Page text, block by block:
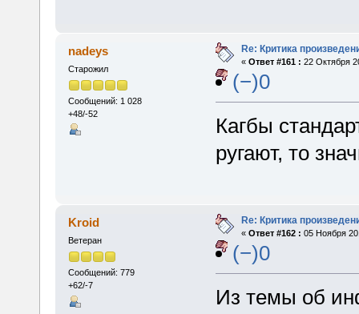
nadeys
Старожил
Сообщений: 1 028
+48/-52
Re: Критика
« Ответ #161 : 22 Октября
(−)0
Кагбы
ругают, то
Kroid
Ветеран
Сообщений: 779
+62/-7
Re: Критика
« Ответ #162 : 05 Ноября
(−)0
Из темы об